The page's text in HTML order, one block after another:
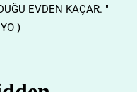
EVDEN KAÇAR. "
)